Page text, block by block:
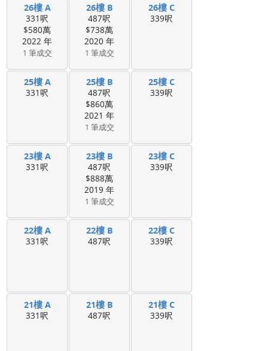
26樓 A
331呎
$580萬
2022 年
1 筆成交
26樓 B
487呎
$738萬
2020 年
1 筆成交
26樓 C
339呎
25樓 A
331呎
25樓 B
487呎
$860萬
2021 年
1 筆成交
25樓 C
339呎
23樓 A
331呎
23樓 B
487呎
$888萬
2019 年
1 筆成交
23樓 C
339呎
22樓 A
331呎
22樓 B
487呎
22樓 C
339呎
21樓 A
331呎
21樓 B
487呎
21樓 C
339呎